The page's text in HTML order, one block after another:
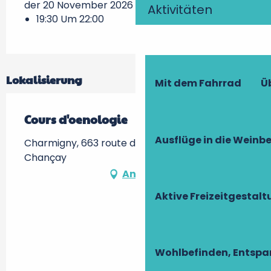
Aktivitäten
Mit dem Fahrrad
Ausflüge in die
Aktive
Wohlbefinden,
der 20 November 2026
19:30 Um 22:00
Lokalisierung
Cours d'oenologie
Charmigny, 663 route de la Brenne, -, 37210
Chançay
Anfahrt